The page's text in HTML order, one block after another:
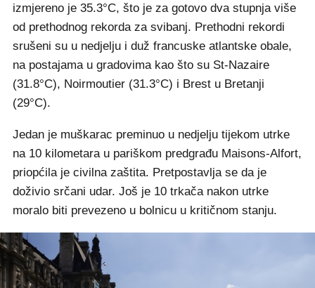
izmjereno je 35.3°C, što je za gotovo dva stupnja više
od prethodnog rekorda za svibanj. Prethodni rekordi
srušeni su u nedjelju i duž francuske atlantske obale,
na postajama u gradovima kao što su St-Nazaire
(31.8°C), Noirmoutier (31.3°C) i Brest u Bretanji
(29°C).
Jedan je muškarac preminuo u nedjelju tijekom utrke
na 10 kilometara u pariškom predgrađu Maisons-Alfort,
priopćila je civilna zaštita. Pretpostavlja se da je
doživio srčani udar. Još je 10 trkača nakon utrke
moralo biti prevezeno u bolnicu u kritičnom stanju.